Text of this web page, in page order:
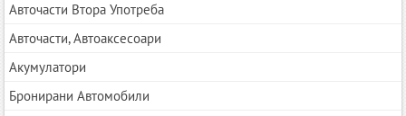
Авточасти Втора Употреба
Авточасти, Автоаксесоари
Акумулатори
Бронирани Автомобили